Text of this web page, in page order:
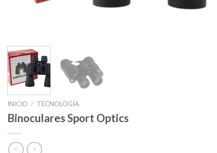
INICIO / TECNOLOGÍA
Binoculares Sport Optics